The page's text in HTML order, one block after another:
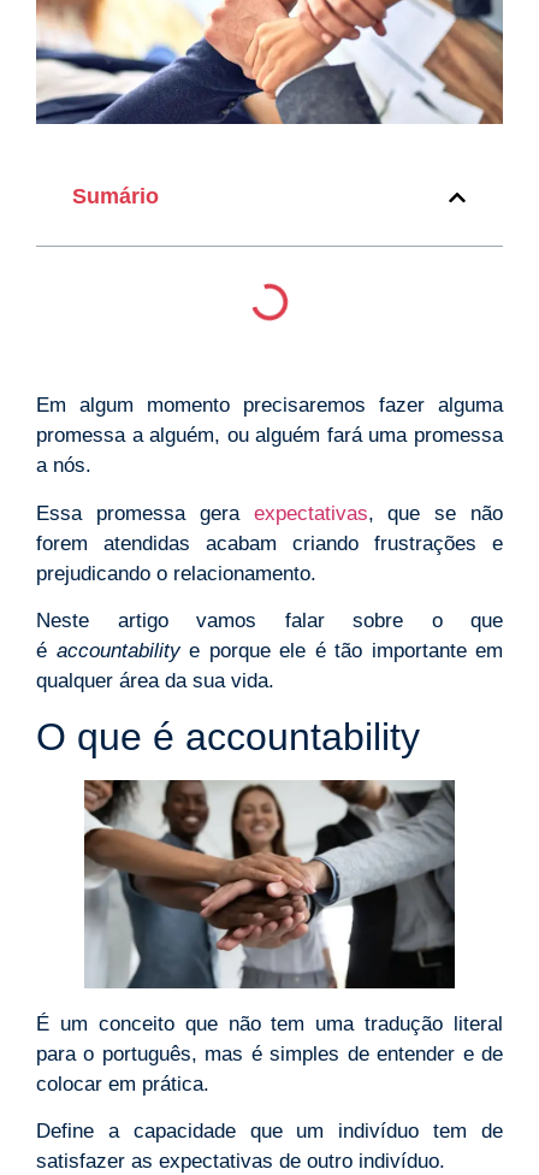
Sumário
Em algum momento precisaremos fazer alguma
promessa a alguém, ou alguém fará uma promessa
a nós.
Essa promessa gera expectativas, que se não
forem atendidas acabam criando frustrações e
prejudicando o relacionamento.
Neste artigo vamos falar sobre o que
é accountabilitye porque ele é tão importante em
qualquer área da sua vida.
O que é accountability
É um conceito que não tem uma tradução literal
para o português, mas é simples de entender e de
colocar em prática.
Define a capacidade que um indivíduo tem de
satisfazer as expectativas de outro indivíduo.